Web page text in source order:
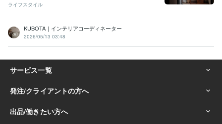
ライフスタイル
KUBOTA｜インテリアコーディネーター
2026/05/13 03:48